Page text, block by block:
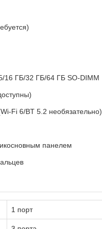
16 ГБ/32 ГБ/64 ГБ SO-DIMM
Fi 6/BT 5.2 необязательно)
панелем
1 порт